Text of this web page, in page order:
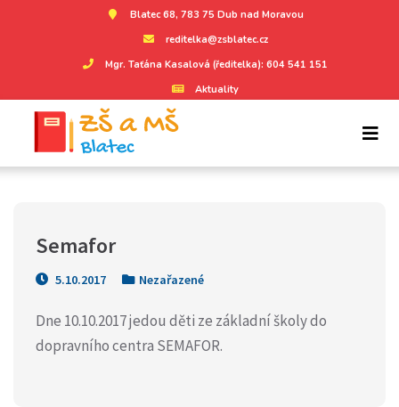
Blatec 68, 783 75 Dub nad Moravou
reditelka@zsblatec.cz
Mgr. Taťána Kasalová (ředitelka): 604 541 151
Aktuality
Semafor
5.10.2017 Nezařazené
Dne 10.10.2017 jedou děti ze základní školy do
dopravního centra SEMAFOR.